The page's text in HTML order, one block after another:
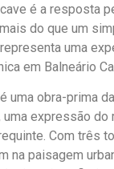
é a resposta
do que um
uma
em Balneário
uma obra-prima
uma expressão do
Com três
na paisagem